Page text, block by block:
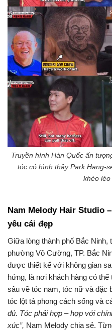
Truyền hình Hàn Quốc ấn
tóc có hình thầy Park Hang-
khéo
Nam Melody Hair Studio
yêu cái đẹp
Giữa lòng thành phố Bắc Ninh,
phường Võ Cường, TP. Bắc
được thiết kế với không gian
hứng, là nơi khách hàng có
sâu về tóc nam, tóc nữ và đặc
tóc lột tả phong cách sống và
đủ. Tóc phải hợp – hợp với
xúc”, Nam Melody chia sẻ.